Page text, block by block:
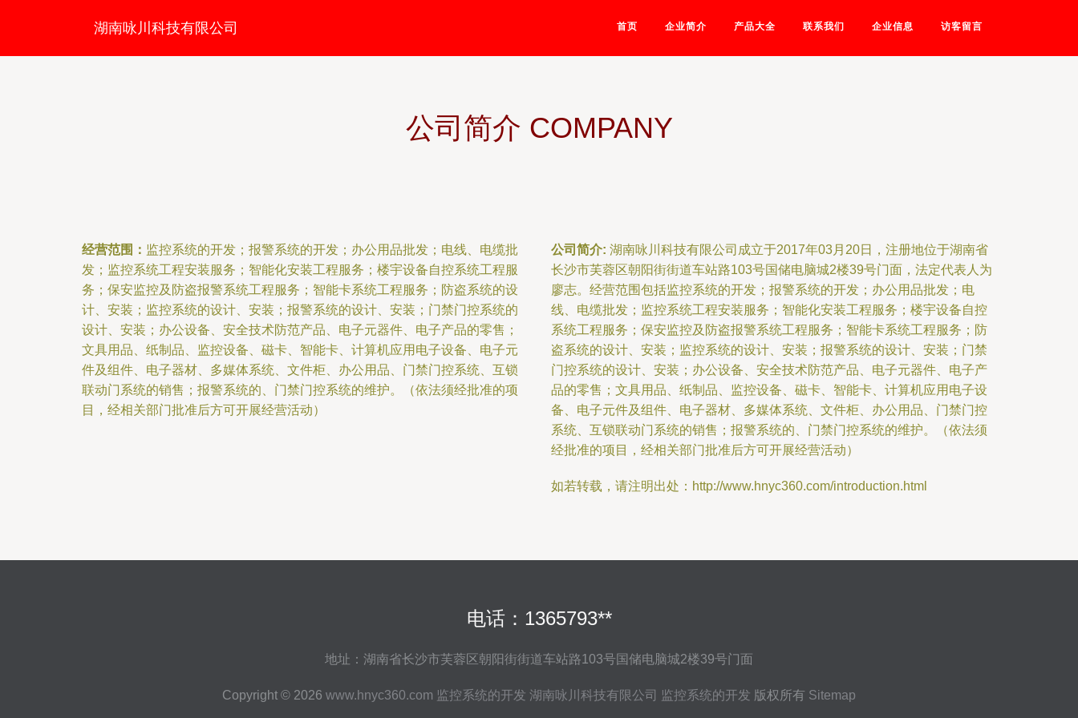
湖南咏川科技有限公司 首页 企业简介 产品大全 联系我们 企业信息 访客留言
公司简介 COMPANY
经营范围： 监控系统的开发；报警系统的开发；办公用品批发；电线、电缆批
发；监控系统工程安装服务；智能化安装工程服务；楼宇设备自控系统工程服
务；保安监控及防盗报警系统工程服务；智能卡系统工程服务；防盗系统的设
计、安装；监控系统的设计、安装；报警系统的设计、安装；门禁门控系统的
设计、安装；办公设备、安全技术防范产品、电子元器件、电子产品的零售；
文具用品、纸制品、监控设备、磁卡、智能卡、计算机应用电子设备、电子元
件及组件、电子器材、多媒体系统、文件柜、办公用品、门禁门控系统、互锁
联动门系统的销售；报警系统的、门禁门控系统的维护。（依法须经批准的项
目，经相关部门批准后方可开展经营活动）
公司简介: 湖南咏川科技有限公司成立于2017年03月20日，注册地位于湖南省
长沙市芙蓉区朝阳街街道车站路103号国储电脑城2楼39号门面，法定代表人为
廖志。经营范围包括监控系统的开发；报警系统的开发；办公用品批发；电
线、电缆批发；监控系统工程安装服务；智能化安装工程服务；楼宇设备自控
系统工程服务；保安监控及防盗报警系统工程服务；智能卡系统工程服务；防
盗系统的设计、安装；监控系统的设计、安装；报警系统的设计、安装；门禁
门控系统的设计、安装；办公设备、安全技术防范产品、电子元器件、电子产
品的零售；文具用品、纸制品、监控设备、磁卡、智能卡、计算机应用电子设
备、电子元件及组件、电子器材、多媒体系统、文件柜、办公用品、门禁门控
系统、互锁联动门系统的销售；报警系统的、门禁门控系统的维护。（依法须
经批准的项目，经相关部门批准后方可开展经营活动）
如若转载，请注明出处：http://www.hnyc360.com/introduction.html
电话：1365793**
地址：湖南省长沙市芙蓉区朝阳街街道车站路103号国储电脑城2楼39号门面
Copyright © 2026 www.hnyc360.com 监控系统的开发 湖南咏川科技有限公司 监控系统的开发 版权所有 Sitemap